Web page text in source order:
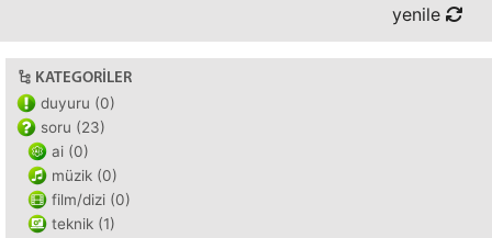
yenile
KATEGORILER
duyuru (0)
soru (23)
ai (0)
müzik (0)
film/dizi (0)
teknik (1)